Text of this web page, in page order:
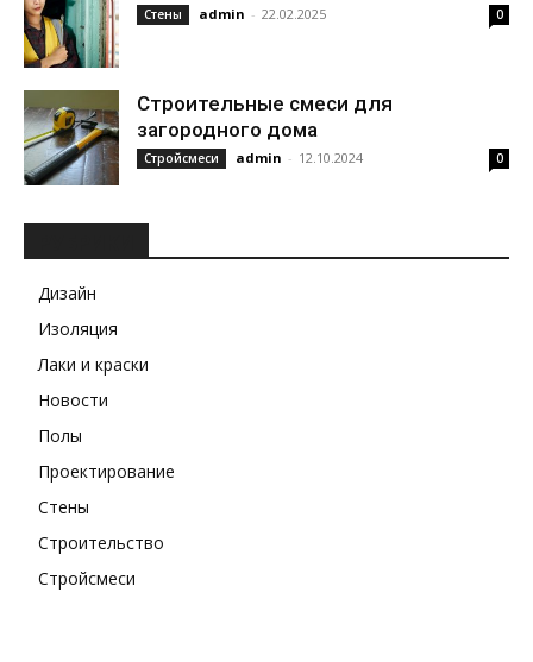
Стены admin - 22.02.2025 0
Строительные смеси для
загородного дома
Стройсмеси admin - 12.10.2024 0
Дизайн
Изоляция
Лаки и краски
Новости
Полы
Проектирование
Стены
Строительство
Стройсмеси